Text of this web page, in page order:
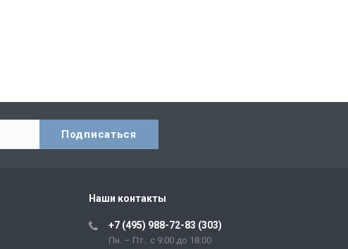
Наши контакты
+7 (495) 988-72-83 (303)
Пн. – Пт.: с 9:00 до 18:00